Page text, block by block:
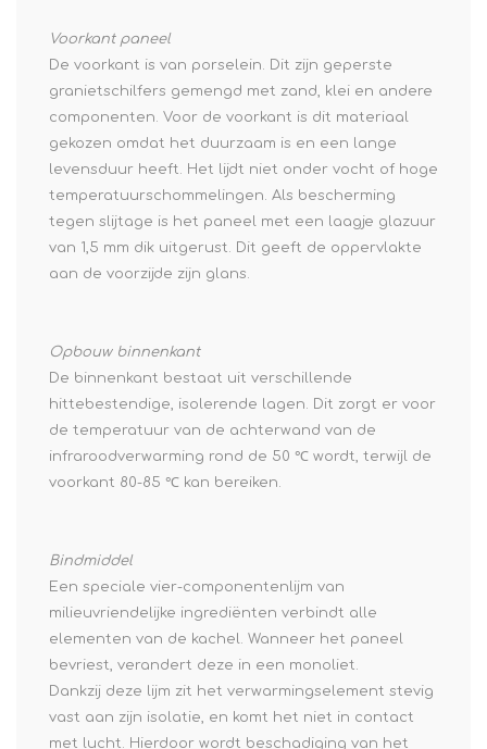
Voorkant paneel
De voorkant is van porselein. Dit zijn geperste
granietschilfers gemengd met zand, klei en andere
componenten. Voor de voorkant is dit materiaal
gekozen omdat het duurzaam is en een lange
levensduur heeft. Het lijdt niet onder vocht of hoge
temperatuurschommelingen. Als bescherming
tegen slijtage is het paneel met een laagje glazuur
van 1,5 mm dik uitgerust. Dit geeft de oppervlakte
aan de voorzijde zijn glans.
Opbouw binnenkant
De binnenkant bestaat uit verschillende
hittebestendige, isolerende lagen. Dit zorgt er voor
de temperatuur van de achterwand van de
infraroodverwarming rond de 50 ℃ wordt, terwijl de
voorkant 80-85 ℃ kan bereiken.
Bindmiddel
Een speciale vier-componentenlijm van
milieuvriendelijke ingrediënten verbindt alle
elementen van de kachel. Wanneer het paneel
bevriest, verandert deze in een monoliet.
Dankzij deze lijm zit het verwarmingselement stevig
vast aan zijn isolatie, en komt het niet in contact
met lucht. Hierdoor wordt beschadiging van het